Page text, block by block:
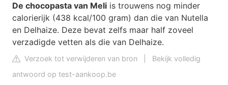
De chocopasta van Meli is trouwens nog minder
calorierijk (438 kcal/100 gram) dan die van Nutella
en Delhaize. Deze bevat zelfs maar half zoveel
verzadigde vetten als die van Delhaize.
Verzoek tot verwijderen van bron
Bekijk volledig
antwoord op test-aankoop.be